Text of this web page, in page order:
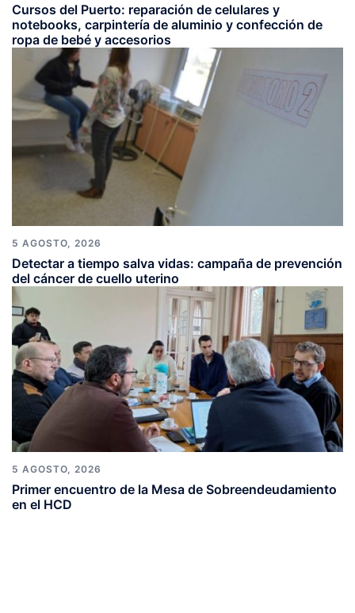
Cursos del Puerto: reparación de celulares y
notebooks, carpintería de aluminio y confección de
ropa de bebé y accesorios
5 AGOSTO, 2026
Detectar a tiempo salva vidas: campaña de prevención
del cáncer de cuello uterino
5 AGOSTO, 2026
Primer encuentro de la Mesa de Sobreendeudamiento
en el HCD